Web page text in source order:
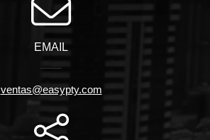
EMAIL
ventas@easypty.com